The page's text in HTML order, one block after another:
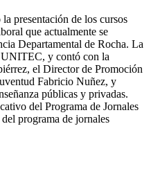
presentación de los cursos
que actualmente se
Departamental de Rocha. La
UNITEC, y contó con la
el Director de Promoción
Fabricio Nuñez, y
públicas y privadas.
del Programa de Jornales
programa de jornales